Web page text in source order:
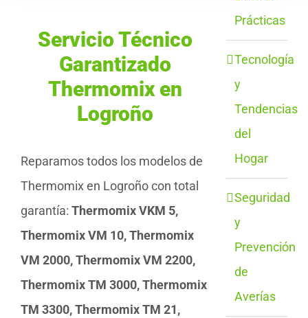
Servicio Técnico
Garantizado
Thermomix en
Logroño
Reparamos todos los modelos de
Thermomix en Logroño con total
garantía: Thermomix VKM 5,
Thermomix VM 10, Thermomix
VM 2000, Thermomix VM 2200,
Thermomix TM 3000, Thermomix
TM 3300, Thermomix TM 21,
Prácticas
Tecnología
y
Tendencias
del
Hogar
Seguridad
y
Prevención
de
Averías